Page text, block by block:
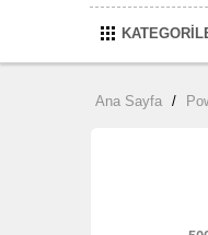
Ana Sayfa /